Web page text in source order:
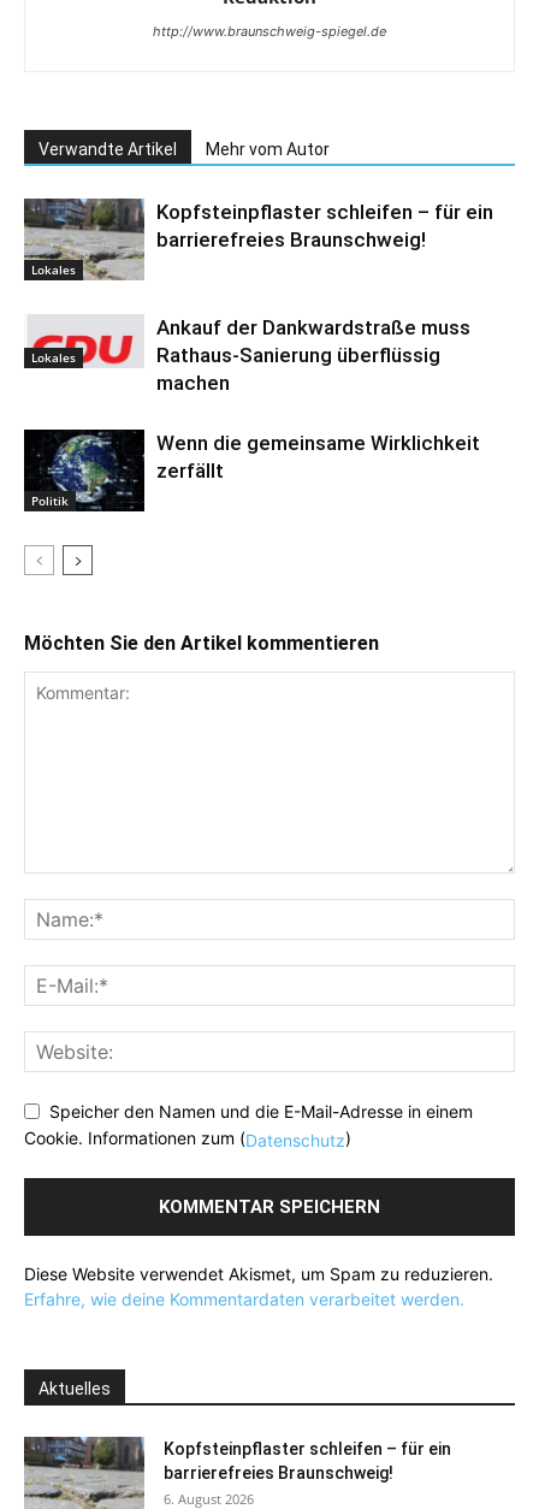
http://www.braunschweig-spiegel.de
Verwandte Artikel Mehr vom Autor
Lokales
Kopfsteinpflaster schleifen – für ein
barrierefreies Braunschweig!
Lokales
Ankauf der Dankwardstraße muss
Rathaus-Sanierung überflüssig
machen
Politik
Wenn die gemeinsame Wirklichkeit
zerfällt
Möchten Sie den Artikel kommentieren
Speicher den Namen und die E-Mail-Adresse in einem
Cookie. Informationen zum (Datenschutz)
Diese Website verwendet Akismet, um Spam zu reduzieren.
Erfahre, wie deine Kommentardaten verarbeitet werden.
Aktuelles
Kopfsteinpflaster schleifen – für ein
barrierefreies Braunschweig!
6. August 2026